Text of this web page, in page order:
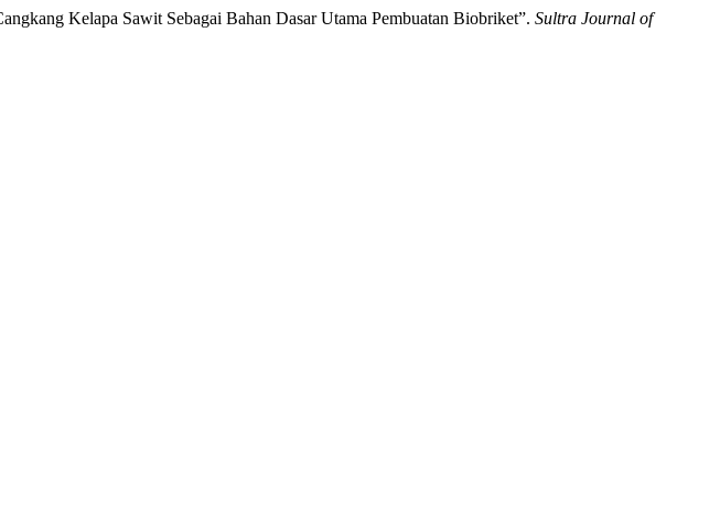
Kelapa Sawit Sebagai Bahan Dasar Utama Pembuatan Biobriket”. Sultra Journal of